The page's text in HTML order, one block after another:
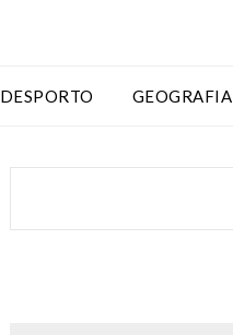
DESPORTO GEOGRAFIA